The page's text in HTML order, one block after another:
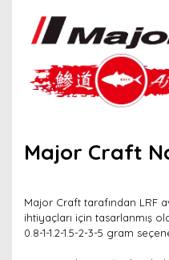
Major Craft
Major Craft tarafından LRF
ihtiyaçları için tasarlanmış
0.8-1-1.2-1.5-2-3-5 gram